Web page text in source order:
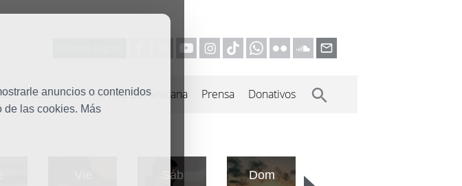
anuncios o contenidos
de las cookies. Más
Vocaciones Familia Dominicana Prensa Donativos
Sáb Dom